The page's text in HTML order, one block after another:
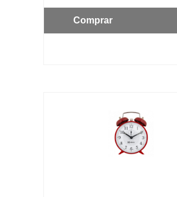
Comprar